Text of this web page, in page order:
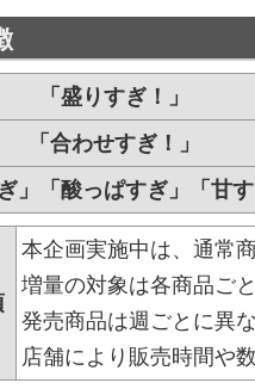
「盛りすぎ！」
「合わせすぎ！」
」「酸っぱすぎ」「甘す
本企画実施中は、通常
増量の対象は各商品ご
発売商品は週ごとに異
店舗により販売時間や